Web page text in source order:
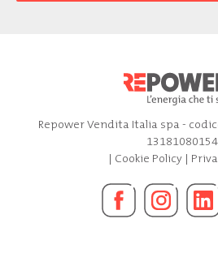
Repower Vendita Italia spa -
13181080154
| Cookie Policy|